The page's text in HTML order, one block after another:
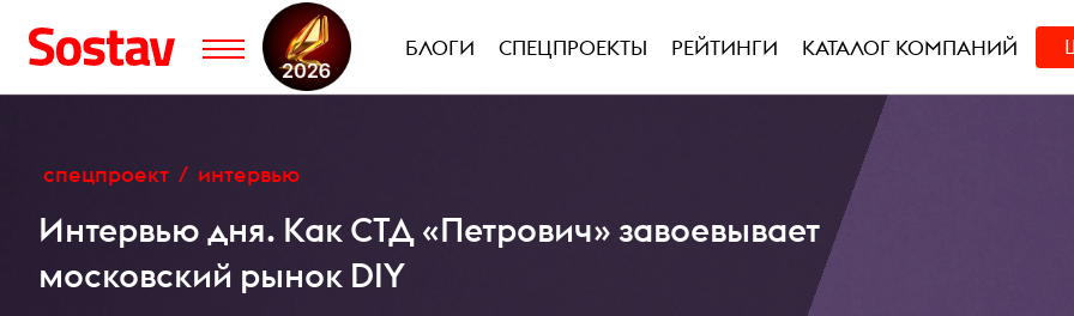
БЛОГИ СПЕЦПРОЕКТЫ РЕЙТИНГИ КАТАЛОГ КОМПАНИЙ
спецпроект интервью
Интервью дня. Как СТД «Петрович» завоевывает
московский рынок DIY